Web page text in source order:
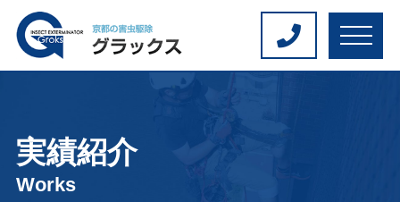
M
E
実績紹介
Works